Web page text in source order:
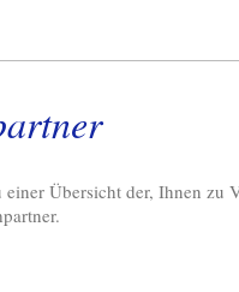
einer Übersicht der, Ihnen zu